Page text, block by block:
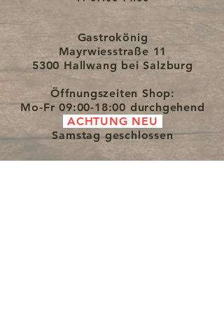
Gastrokönig-Garantie.
Lieferzeit ca. eine Woche.
Gastrokönig
Mayrwiesstraße 11
5300 Hallwang bei Salzburg
Öffnungszeiten Shop:
Mo-Fr 09:00-18:00 durchgehend
ACHTUNG NEU
Samstaggeschlossen